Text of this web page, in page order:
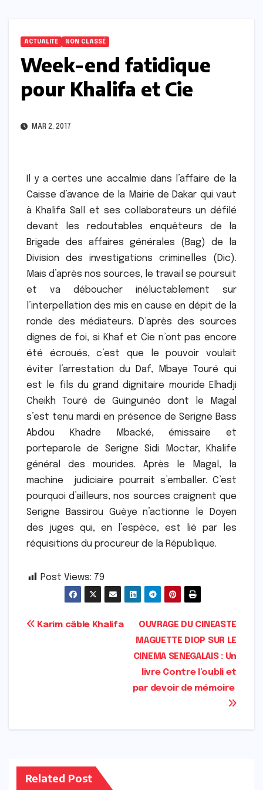
ACTUALITE NON CLASSÉ
Week-end fatidique
pour Khalifa et Cie
MAR 2, 2017
Il y a certes une accalmie dans l’affaire de la
Caisse d’avance de la Mairie de Dakar qui vaut
à Khalifa Sall et ses collaborateurs un défilé
devant les redoutables enquêteurs de la
Brigade des affaires générales (Bag) de la
Division des investigations criminelles (Dic).
Mais d’après nos sources, le travail se poursuit
et va déboucher inéluctablement sur
l’interpellation des mis en cause en dépit de la
ronde des médiateurs. D’après des sources
dignes de foi, si Khaf et Cie n’ont pas encore
été écroués, c’est que le pouvoir voulait
éviter l’arrestation du Daf, Mbaye Touré qui
est le fils du grand dignitaire mouride Elhadji
Cheikh Touré de Guinguinéo dont le Magal
s’est tenu mardi en présence de Serigne Bass
Abdou Khadre Mbacké, émissaire et
porteparole de Serigne Sidi Moctar, Khalife
général des mourides. Après le Magal, la
machine judiciaire pourrait s’emballer. C’est
pourquoi d’ailleurs, nos sources craignent que
Serigne Bassirou Guèye n’actionne le Doyen
des juges qui, en l’espèce, est lié par les
réquisitions du procureur de la République.
Post Views: 79
Navigation
OUVRAGE DU CINEASTE
MAGUETTE DIOP SUR LE
CINEMA SENEGALAIS : Un
livre Contre l’oubli et
par devoir de mémoire
Karim câble Khalifa
Related Post